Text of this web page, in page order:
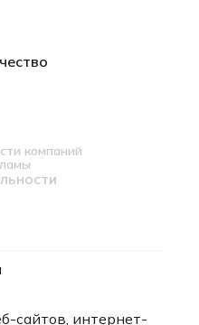
компаний